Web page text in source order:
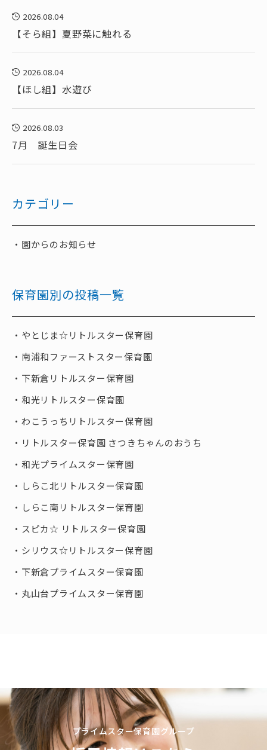
2026.08.04
【そら組】夏野菜に触れる
2026.08.04
【ほし組】水遊び
2026.08.03
7月 誕生日会
カテゴリー
園からのお知らせ
保育園別の投稿一覧
やとじま☆リトルスター保育園
南浦和ファーストスター保育園
下新倉リトルスター保育園
和光リトルスター保育園
わこうっちリトルスター保育園
リトルスター保育園 さつきちゃんのおうち
和光プライムスター保育園
しらこ北リトルスター保育園
しらこ南リトルスター保育園
スピカ☆ リトルスター保育園
シリウス☆リトルスター保育園
下新倉プライムスター保育園
丸山台プライムスター保育園
プライムスター保育園グループ